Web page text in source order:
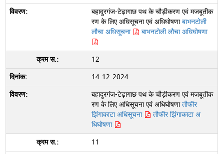
बहादुरगंज-टेढ़ागाछ पथ के चौड़ीकरण एवं मजबूतीक
रण के लिए अधिसूचना एवं अधिघोषणाबाभनटोली
लौचा अधिसूचना
बाभनटोली लौचा अधिघोषणा
12
14-12-2024
बहादुरगंज-टेढ़ागाछ पथ के चौड़ीकरण एवं मजबूतीक
रण के लिए अधिसूचना एवं अधिघोषणातौफीर
झिंगाकाटा अधिसूचना
तौफीर झिंगाकाटा अ
धिघोषणा
11